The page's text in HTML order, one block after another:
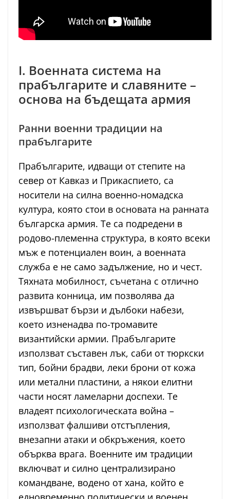
I. Военната система на
прабългарите и славяните –
основа на бъдещата армия
Ранни военни традиции на
прабългарите
Прабългарите, идващи от степите на
север от Кавказ и Прикаспието, са
носители на силна военно-номадска
култура, която стои в основата на ранната
българска армия. Те са подредени в
родово-племенна структура, в която всеки
мъж е потенциален воин, а военната
служба е не само задължение, но и чест.
Тяхната мобилност, съчетана с отлично
развита конница, им позволява да
извършват бързи и дълбоки набези,
което изненадва по-тромавите
византийски армии. Прабългарите
използват съставен лък, саби от тюркски
тип, бойни брадви, леки брони от кожа
или метални пластини, а някои елитни
части носят ламеларни доспехи. Те
владеят психологическата война –
използват фалшиви отстъпления,
внезапни атаки и обкръжения, което
обърква врага. Военните им традиции
включват и силно централизирано
командване, водено от хана, който е